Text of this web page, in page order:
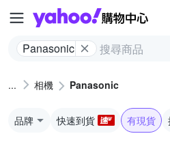
Panasonic
相機 Panasonic
品牌 快速到貨 有現貨